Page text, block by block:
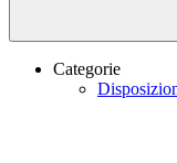
Categorie